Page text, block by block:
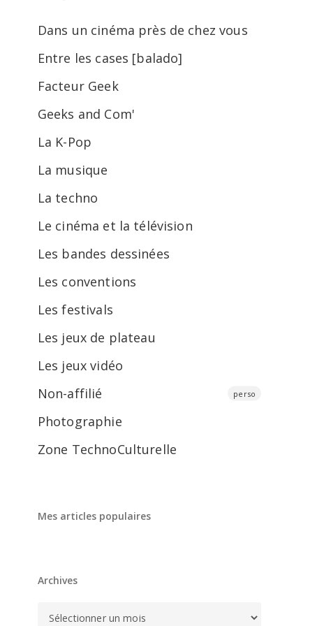
Dans un cinéma près de chez vous
Entre les cases [balado]
Facteur Geek
Geeks and Com'
La K-Pop
La musique
La techno
Le cinéma et la télévision
Les bandes dessinées
Les conventions
Les festivals
Les jeux de plateau
Les jeux vidéo
Non-affilié
perso
Photographie
Zone TechnoCulturelle
Mes articles populaires
Archives
Archives